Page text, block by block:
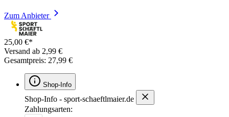
Zum Anbieter
25,00 €*
Versand ab 2,99 €
Gesamtpreis: 27,99 €
Shop-Info
Shop-Info - sport-schaeftlmaier.de
Zahlungsarten: